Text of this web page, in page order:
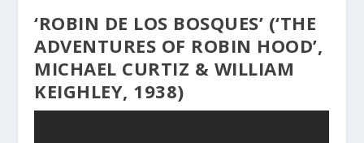
‘ROBIN DE LOS BOSQUES’ (‘THE
ADVENTURES OF ROBIN HOOD’,
MICHAEL CURTIZ & WILLIAM
KEIGHLEY, 1938)